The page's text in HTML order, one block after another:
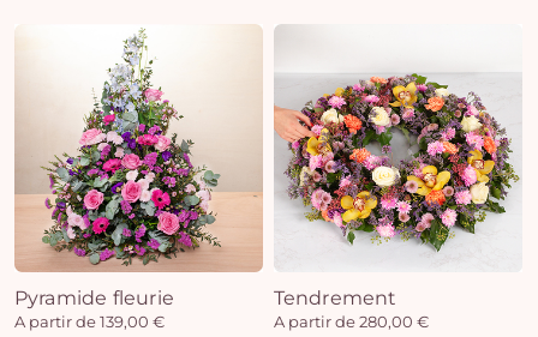
Pyramide fleurie
A partir de 139,00 €
Tendrement
A partir de 280,00 €